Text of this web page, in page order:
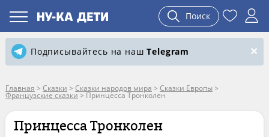
Поиск
Подписывайтесь на нашTelegram
Главная > Сказки > Сказки народов мира > Сказки Европы >
Французские сказки>Принцесса Тронколен
Принцесса Тронколен